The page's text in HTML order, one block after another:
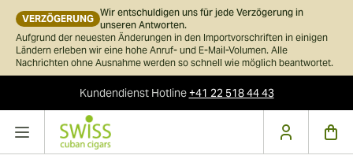
VERZÖGERUNG
Wir entschuldigen uns für jede Verzögerung in
unseren Antworten.
Aufgrund der neuesten Änderungen in den Importvorschriften in einigen
Ländern erleben wir eine hohe Anruf- und E-Mail-Volumen. Alle
Nachrichten ohne Ausnahme werden so schnell wie möglich beantwortet.
KundendienstHotline+41 22 518 44 43
Skip to Content